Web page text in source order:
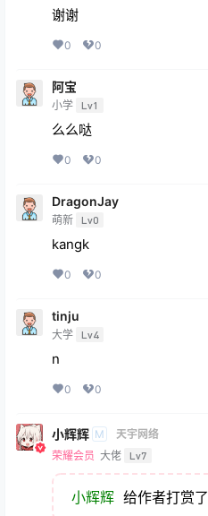
谢谢
0 0
阿宝
小学 Lv1
么么哒
0 0
DragonJay
萌新 Lv0
kangk
0 0
tinju
大学 Lv4
n
0 0
小辉辉 M
天宇网络
荣耀会员 大佬 Lv7
小辉辉 给作者打赏了